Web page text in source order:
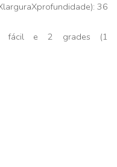
36
fácil e 2 grades (1